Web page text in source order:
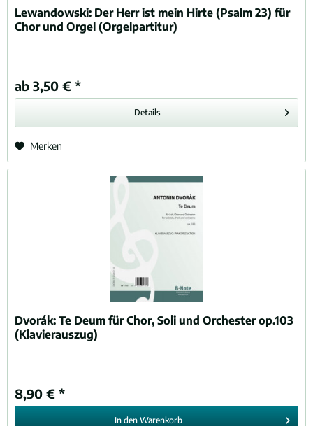
Lewandowski: Der Herr ist mein Hirte (Psalm 23) für
Chor und Orgel (Orgelpartitur)
ab 3,50 € *
Details
Merken
Dvorák:Te Deum für Chor, Soli und Orchester op.103
(Klavierauszug)
8,90 € *
In den Warenkorb